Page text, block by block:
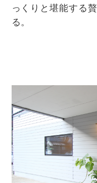
っくりと堪能する
る。